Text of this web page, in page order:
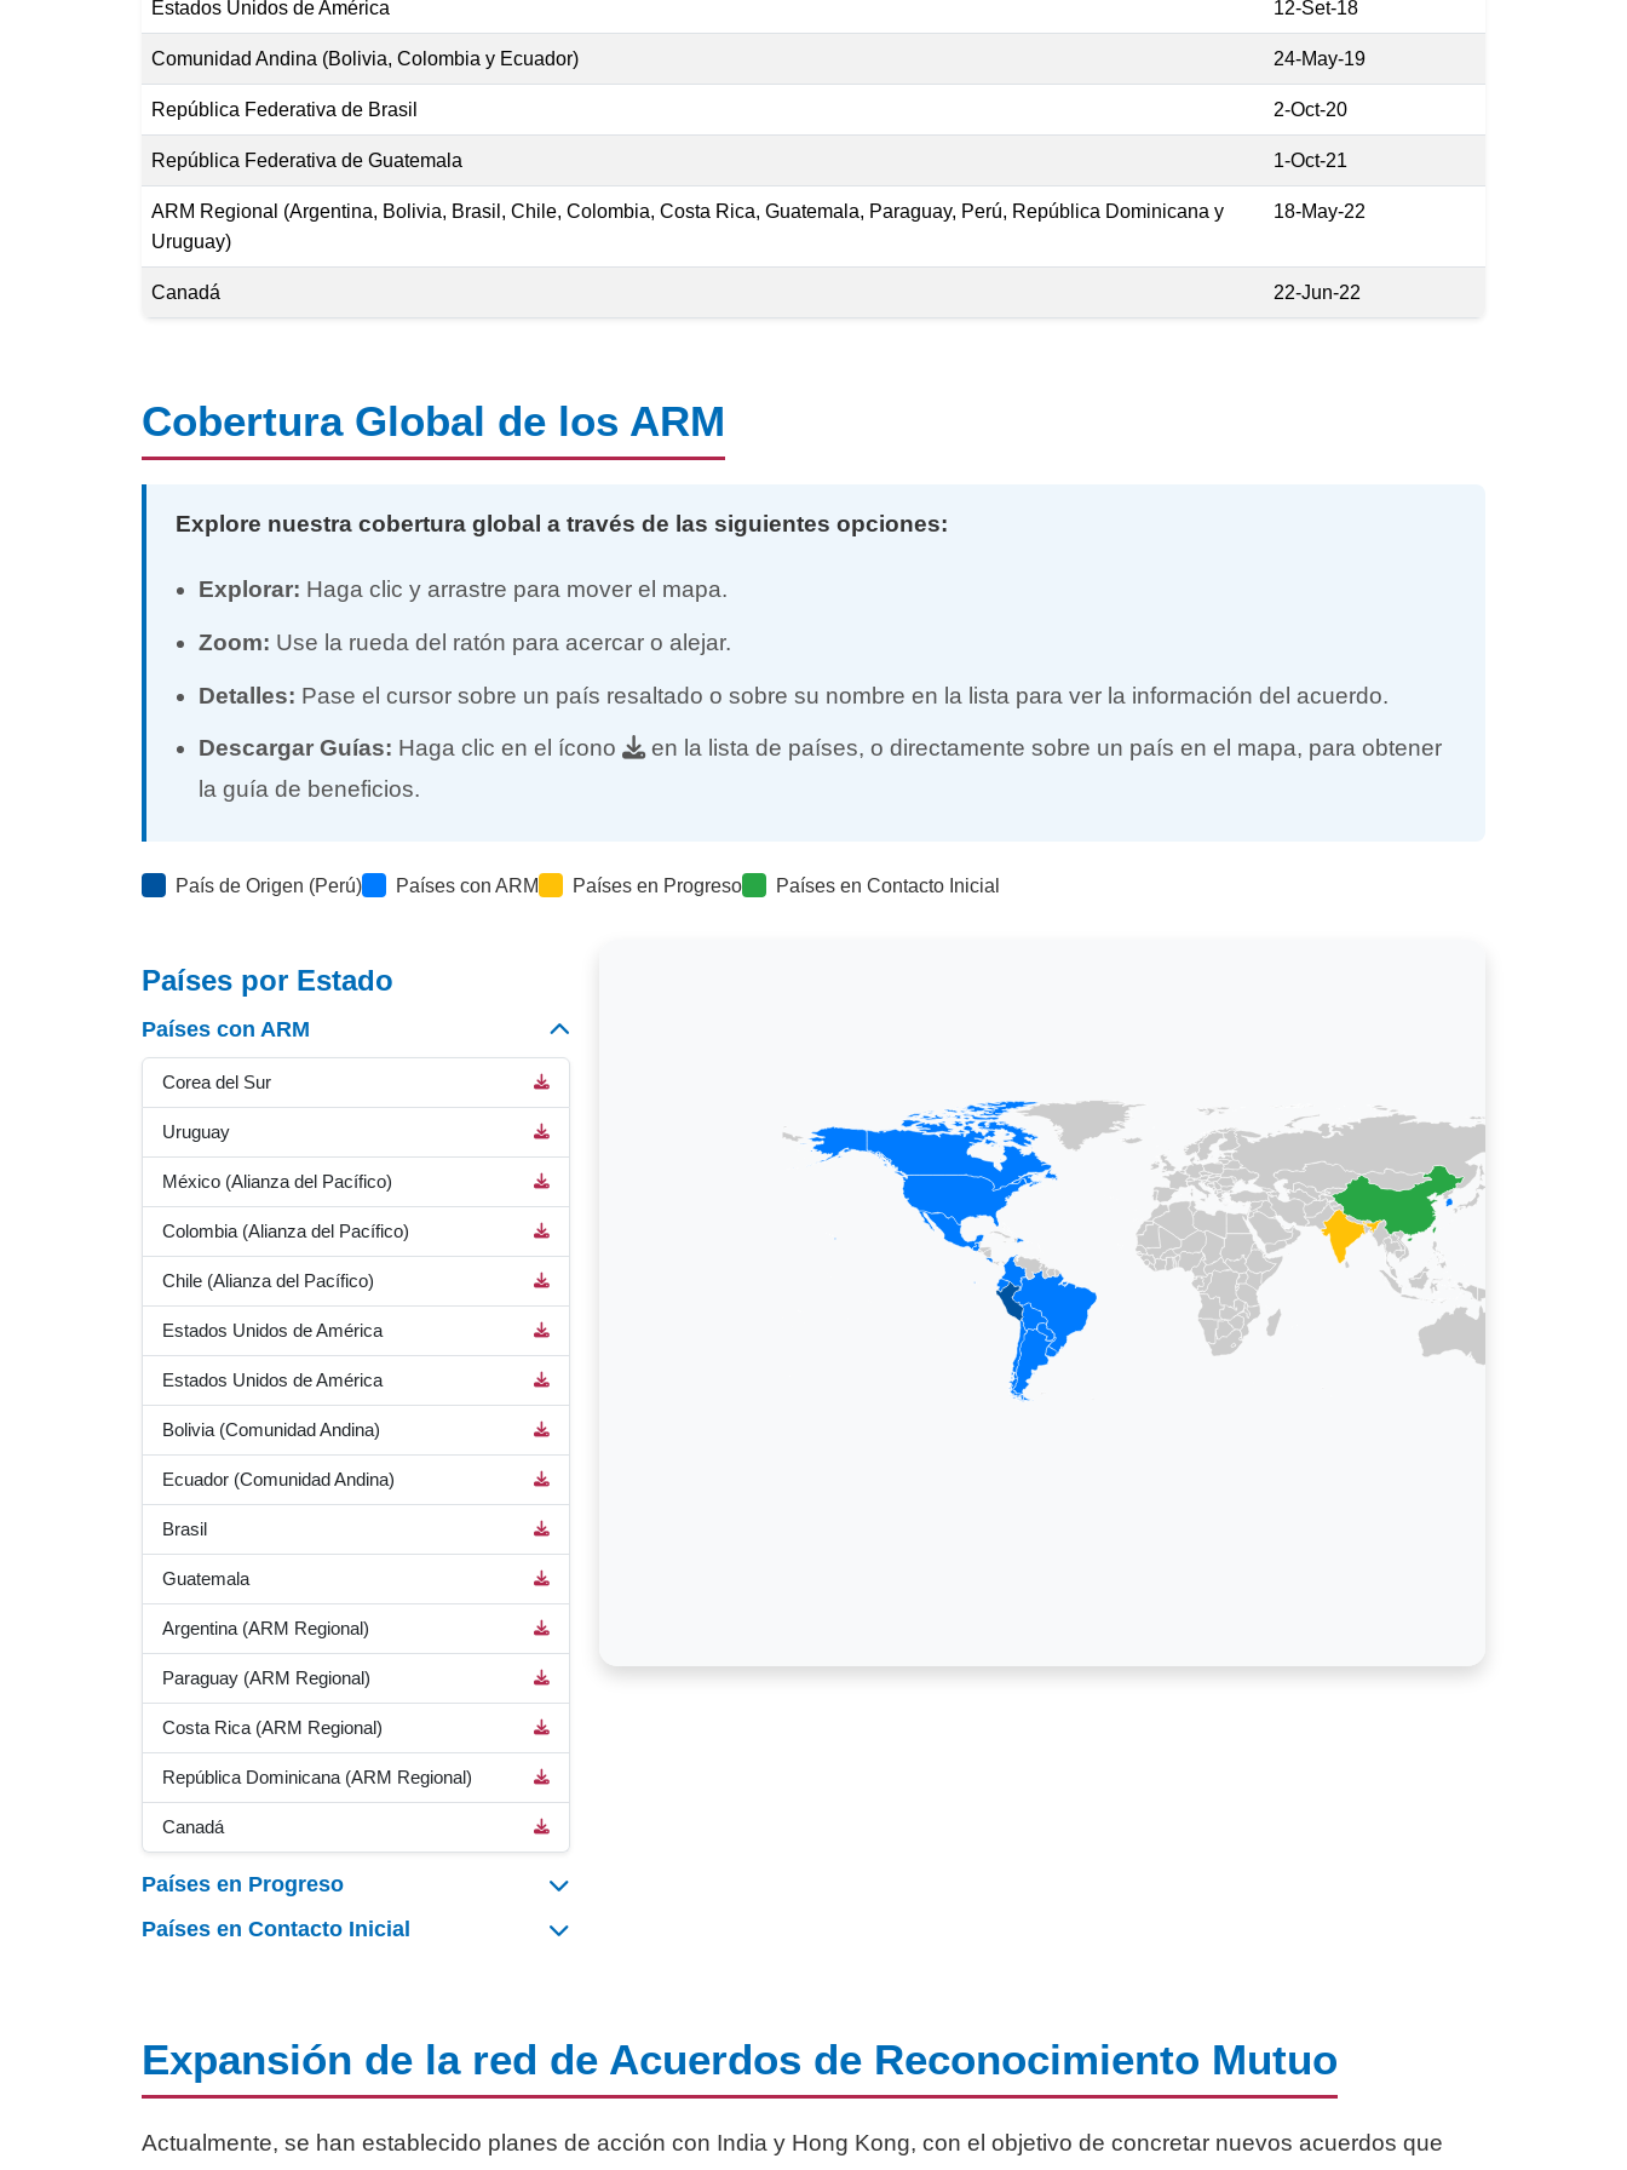
Estados Unidos de América 12-Set-18
Comunidad Andina (Bolivia, Colombia y Ecuador) 24-May-19
República Federativa de Brasil 2-Oct-20
República Federativa de Guatemala 1-Oct-21
ARM Regional (Argentina, Bolivia, Brasil, Chile, Colombia, Costa Rica, Guatemala, Paraguay, Perú, República Dominicana y
Uruguay)
18-May-22
Canadá 22-Jun-22
Cobertura Global de los ARM
Explore nuestra cobertura global a través de las siguientes opciones:
Explorar: Haga clic y arrastre para mover el mapa.
Zoom: Use la rueda del ratón para acercar o alejar.
Detalles: Pase el cursor sobre un país resaltado o sobre su nombre en la lista para ver la información del acuerdo.
Descargar Guías: Haga clic en el ícono
en la lista de países, o directamente sobre un país en el mapa, para obtener
la guía de beneficios.
País de Origen (Perú) Países con ARM Países en Progreso Países en Contacto Inicial
Países por Estado
Países con ARM
Corea del Sur
Uruguay
México (Alianza del Pacífico)
Colombia (Alianza del Pacífico)
Chile (Alianza del Pacífico)
Estados Unidos de América
Estados Unidos de América
Bolivia (Comunidad Andina)
Ecuador (Comunidad Andina)
Brasil
Guatemala
Argentina (ARM Regional)
Paraguay (ARM Regional)
Costa Rica (ARM Regional)
República Dominicana (ARM Regional)
Canadá
Países en Progreso
Países en Contacto Inicial
Expansión de la red de Acuerdos de Reconocimiento Mutuo
Actualmente, se han establecido planes de acción con India y Hong Kong, con el objetivo de concretar nuevos acuerdos que